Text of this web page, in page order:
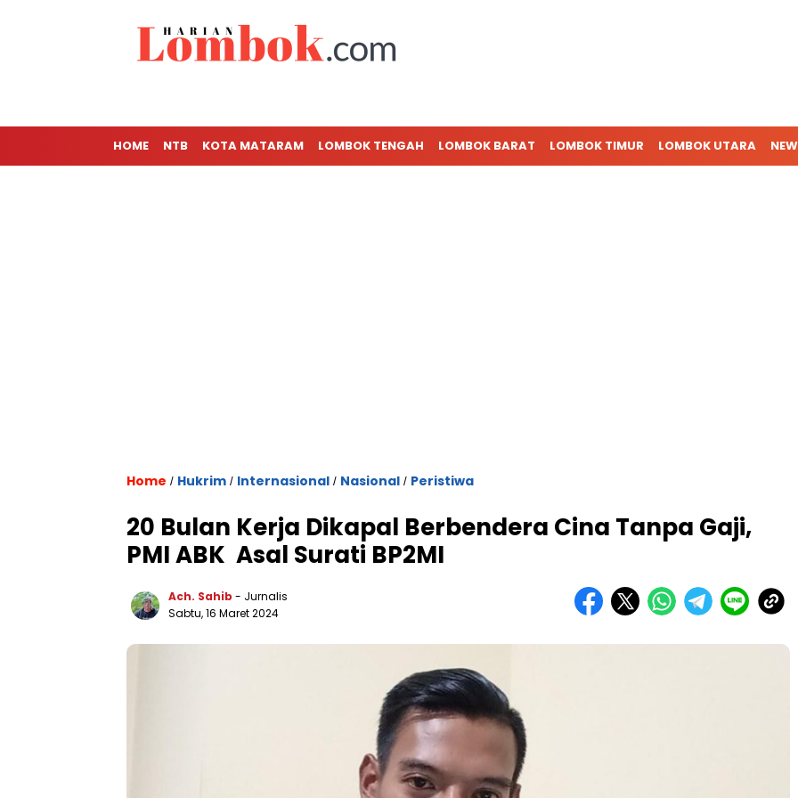
HOME NTB KOTA MATARAM LOMBOK TENGAH LOMBOK BARAT LOMBOK TIMUR LOMBOK UTARA
Home / Hukrim / Internasional / Nasional / Peristiwa
20 Bulan Kerja Dikapal Berbendera Cina Tanpa Gaji,
PMI ABK Asal Surati BP2MI
Ach. Sahib - Jurnalis
Sabtu, 16 Maret 2024